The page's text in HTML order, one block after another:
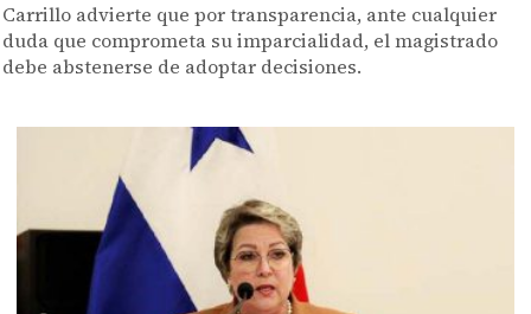
Carrillo advierte que por transparencia, ante cualquier
duda que comprometa su imparcialidad, el magistrado
debe abstenerse de adoptar decisiones.